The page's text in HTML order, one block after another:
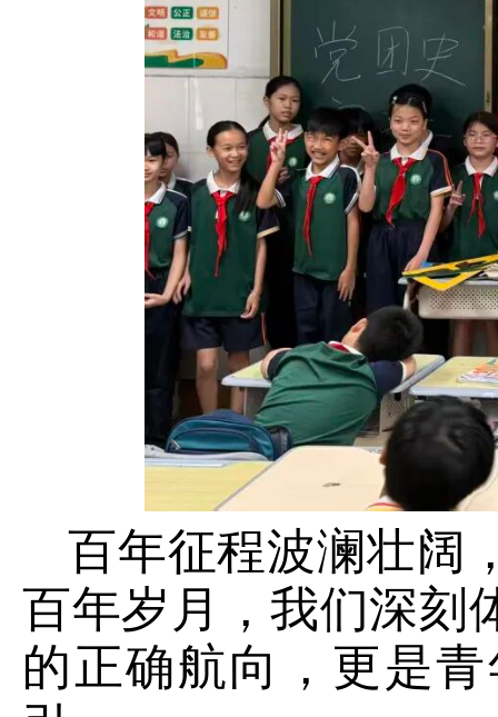
百年征程波澜壮阔
百年岁月，我们深刻
的正确航向，更是